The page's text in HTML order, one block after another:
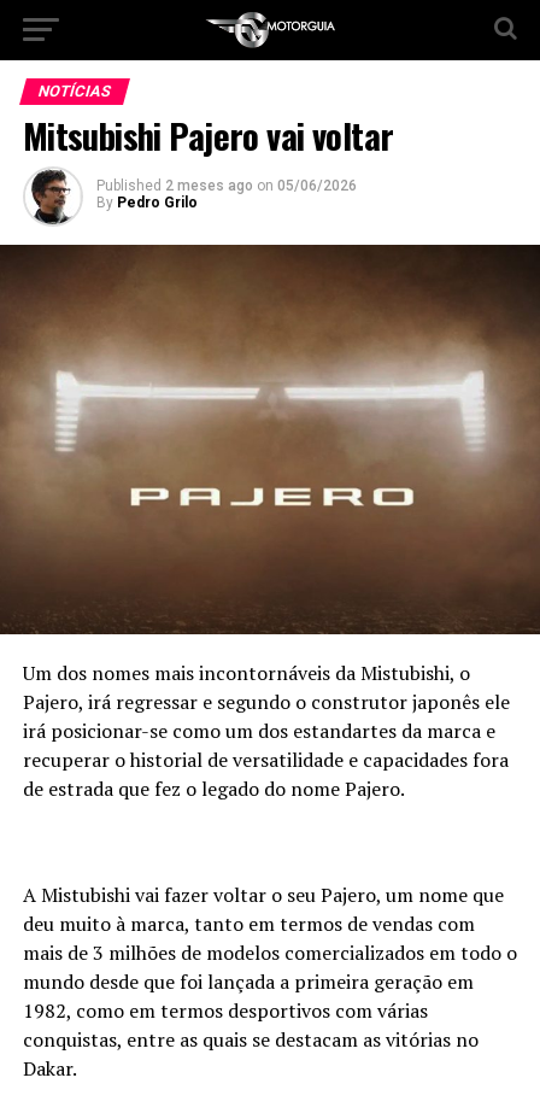
NOTÍCIAS
Mitsubishi Pajero vai voltar
Published 2 meses ago on 05/06/2026
By Pedro Grilo
Um dos nomes mais incontornáveis da Mistubishi, o
Pajero, irá regressar e segundo o construtor japonês ele
irá posicionar-se como um dos estandartes da marca e
recuperar o historial de versatilidade e capacidades fora
de estrada que fez o legado do nome Pajero.
A Mistubishi vai fazer voltar o seu Pajero, um nome que
deu muito à marca, tanto em termos de vendas com
mais de 3 milhões de modelos comercializados em todo o
mundo desde que foi lançada a primeira geração em
1982, como em termos desportivos com várias
conquistas, entre as quais se destacam as vitórias no
Dakar.